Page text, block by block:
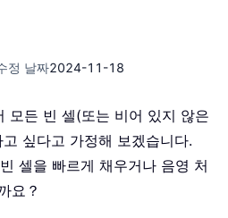
정 날짜2024-11-18
모든 빈 셀(또는 비어 있지 않은
싶다고 가정해 보겠습니다.
셀을 빠르게 채우거나 음영 처
요？